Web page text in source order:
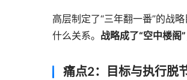
高层制定了“三年翻一番”的战
什么关系。 战略成了“空中楼阁
痛点2：目标与执行脱